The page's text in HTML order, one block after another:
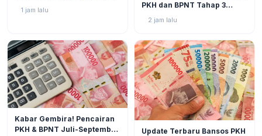
Rp600.000 Benar-benar
1 jam lalu
PKH dan BPNT Tahap 3
Tahun 2026 Kian Mendekat!
2 jam lalu
Kabar Gembira! Pencairan
PKH & BPNT Juli-September
Update Terbaru Bansos PKH